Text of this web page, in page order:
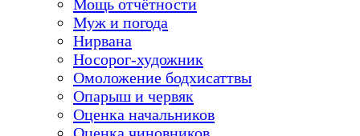
Мощь отчётности
Муж и погода
Нирвана
Носорог-художник
Омоложение бодхисаттвы
Опарыш и червяк
Оценка начальников